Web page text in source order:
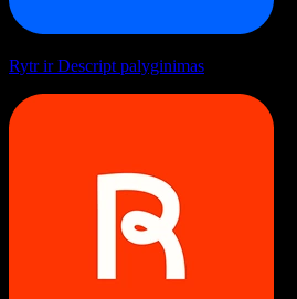
Rytr ir Descript palyginimas